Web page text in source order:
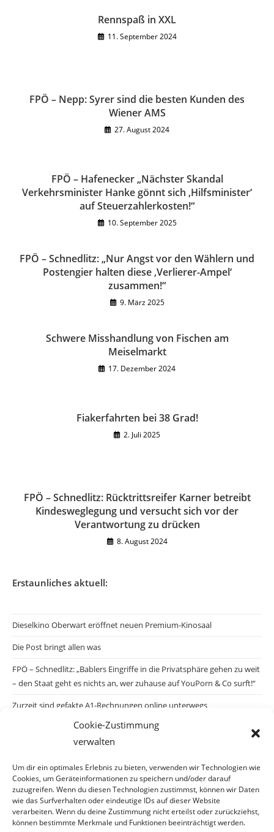
Cookie-Zustimmung
verwalten
Um dir ein optimales Erlebnis zu bieten, verwenden wir Technologien wie
Cookies, um Geräteinformationen zu speichern und/oder darauf
zuzugreifen. Wenn du diesen Technologien zustimmst, können wir Daten
wie das Surfverhalten oder eindeutige IDs auf dieser Website
verarbeiten. Wenn du deine Zustimmung nicht erteilst oder zurückziehst,
können bestimmte Merkmale und Funktionen beeinträchtigt werden.
Rennspaß in XXL
11. September 2024
FPÖ – Nepp: Syrer sind die besten Kunden des
Wiener AMS
27. August 2024
FPÖ – Hafenecker „Nächster Skandal
Verkehrsminister Hanke gönnt sich ‚Hilfsminister‘
auf Steuerzahlerkosten!“
10. September 2025
FPÖ – Schnedlitz: „Nur Angst vor den Wählern und
Postengier halten diese ‚Verlierer-Ampel‘
zusammen!“
9. März 2025
Schwere Misshandlung von Fischen am
Meiselmarkt
17. Dezember 2024
Fiakerfahrten bei 38 Grad!
2. Juli 2025
FPÖ – Schnedlitz: Rücktrittsreifer Karner betreibt
Kindesweglegung und versucht sich vor der
Verantwortung zu drücken
8. August 2024
Erstaunliches aktuell:
Dieselkino Oberwart eröffnet neuen Premium-Kinosaal
Die Post bringt allen was
FPÖ – Schnedlitz: „Bablers Eingriffe in die Privatsphäre gehen zu weit
– den Staat geht es nichts an, wer zuhause auf YouPorn & Co surft!“
Zurzeit sind gefakte A1-Rechnungen online unterwegs
Salzburgs Juden und ihre Sicherheit: „Erst nach einem Anschlag wäre
die Gefahr endlich konkret!“
Biologisches Wunder in Ceuta
Ein vermeintliches Abschiebemärchen